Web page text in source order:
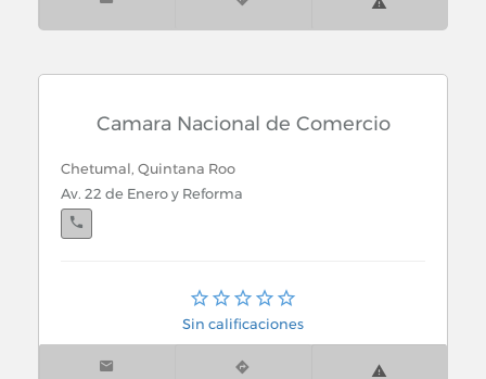
Cigarros
Cirugia Bariatrica (Obesidad)
Cirugia Gastroenterologica
Camara Nacional de Comercio
Chetumal, Quintana Roo
Av. 22 de Enero y Reforma
Chetumal, Quintana Roo
22 de Enero S/n Col.Sin calificaciones